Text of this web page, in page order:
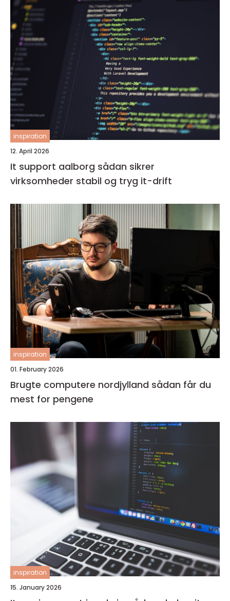
inspiration
12. April 2026
It support aalborg sådan sikrer
virksomheder stabil og tryg it-drift
inspiration
01. February 2026
Brugte computere nordjylland sådan får du
mest for pengene
inspiration
15. January 2026